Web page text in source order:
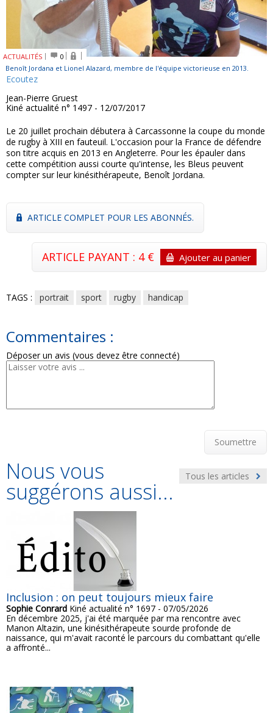
ACTUALITÉS
0
Benoît Jordana et Lionel Alazard, membre de l'équipe victorieuse en 2013.
Ecoutez
Jean-Pierre Gruest
Kiné actualité n° 1497 - 12/07/2017
Le 20 juillet prochain débutera à Carcassonne la coupe du monde
de rugby à XIII en fauteuil. L'occasion pour la France de défendre
son titre acquis en 2013 en Angleterre. Pour les épauler dans
cette compétition aussi courte qu'intense, les Bleus peuvent
compter sur leur kinésithérapeute, Benoît Jordana.
ARTICLE COMPLET POUR LES ABONNÉS.
ARTICLE PAYANT : 4 € Ajouter au panier
TAGS : portrait sport rugby handicap
Commentaires :
Déposer un avis (vous devez être connecté)
Soumettre
Tous les articles
Nous vous
suggérons aussi...
Inclusion : on peut toujours mieux faire
Sophie Conrard Kiné actualité n° 1697 - 07/05/2026
En décembre 2025, j'ai été marquée par ma rencontre avec
Manon Altazin, une kinésithérapeute sourde profonde de
naissance, qui m'avait raconté le parcours du combattant qu'elle
a affronté...